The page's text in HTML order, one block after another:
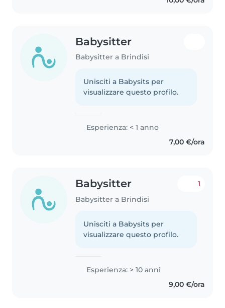
Babysitter
Babysitter a Brindisi
Unisciti a Babysits per
visualizzare questo profilo.
Esperienza: < 1 anno
7,00 €/ora
Babysitter
Babysitter a Brindisi
1
Unisciti a Babysits per
visualizzare questo profilo.
Esperienza: > 10 anni
9,00 €/ora